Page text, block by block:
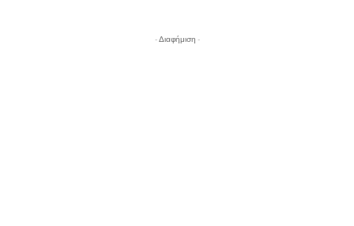
- Διαφήμιση -